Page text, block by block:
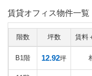
賃貸オフィス物件一
階数 坪数 賃料
B1階 12.92坪